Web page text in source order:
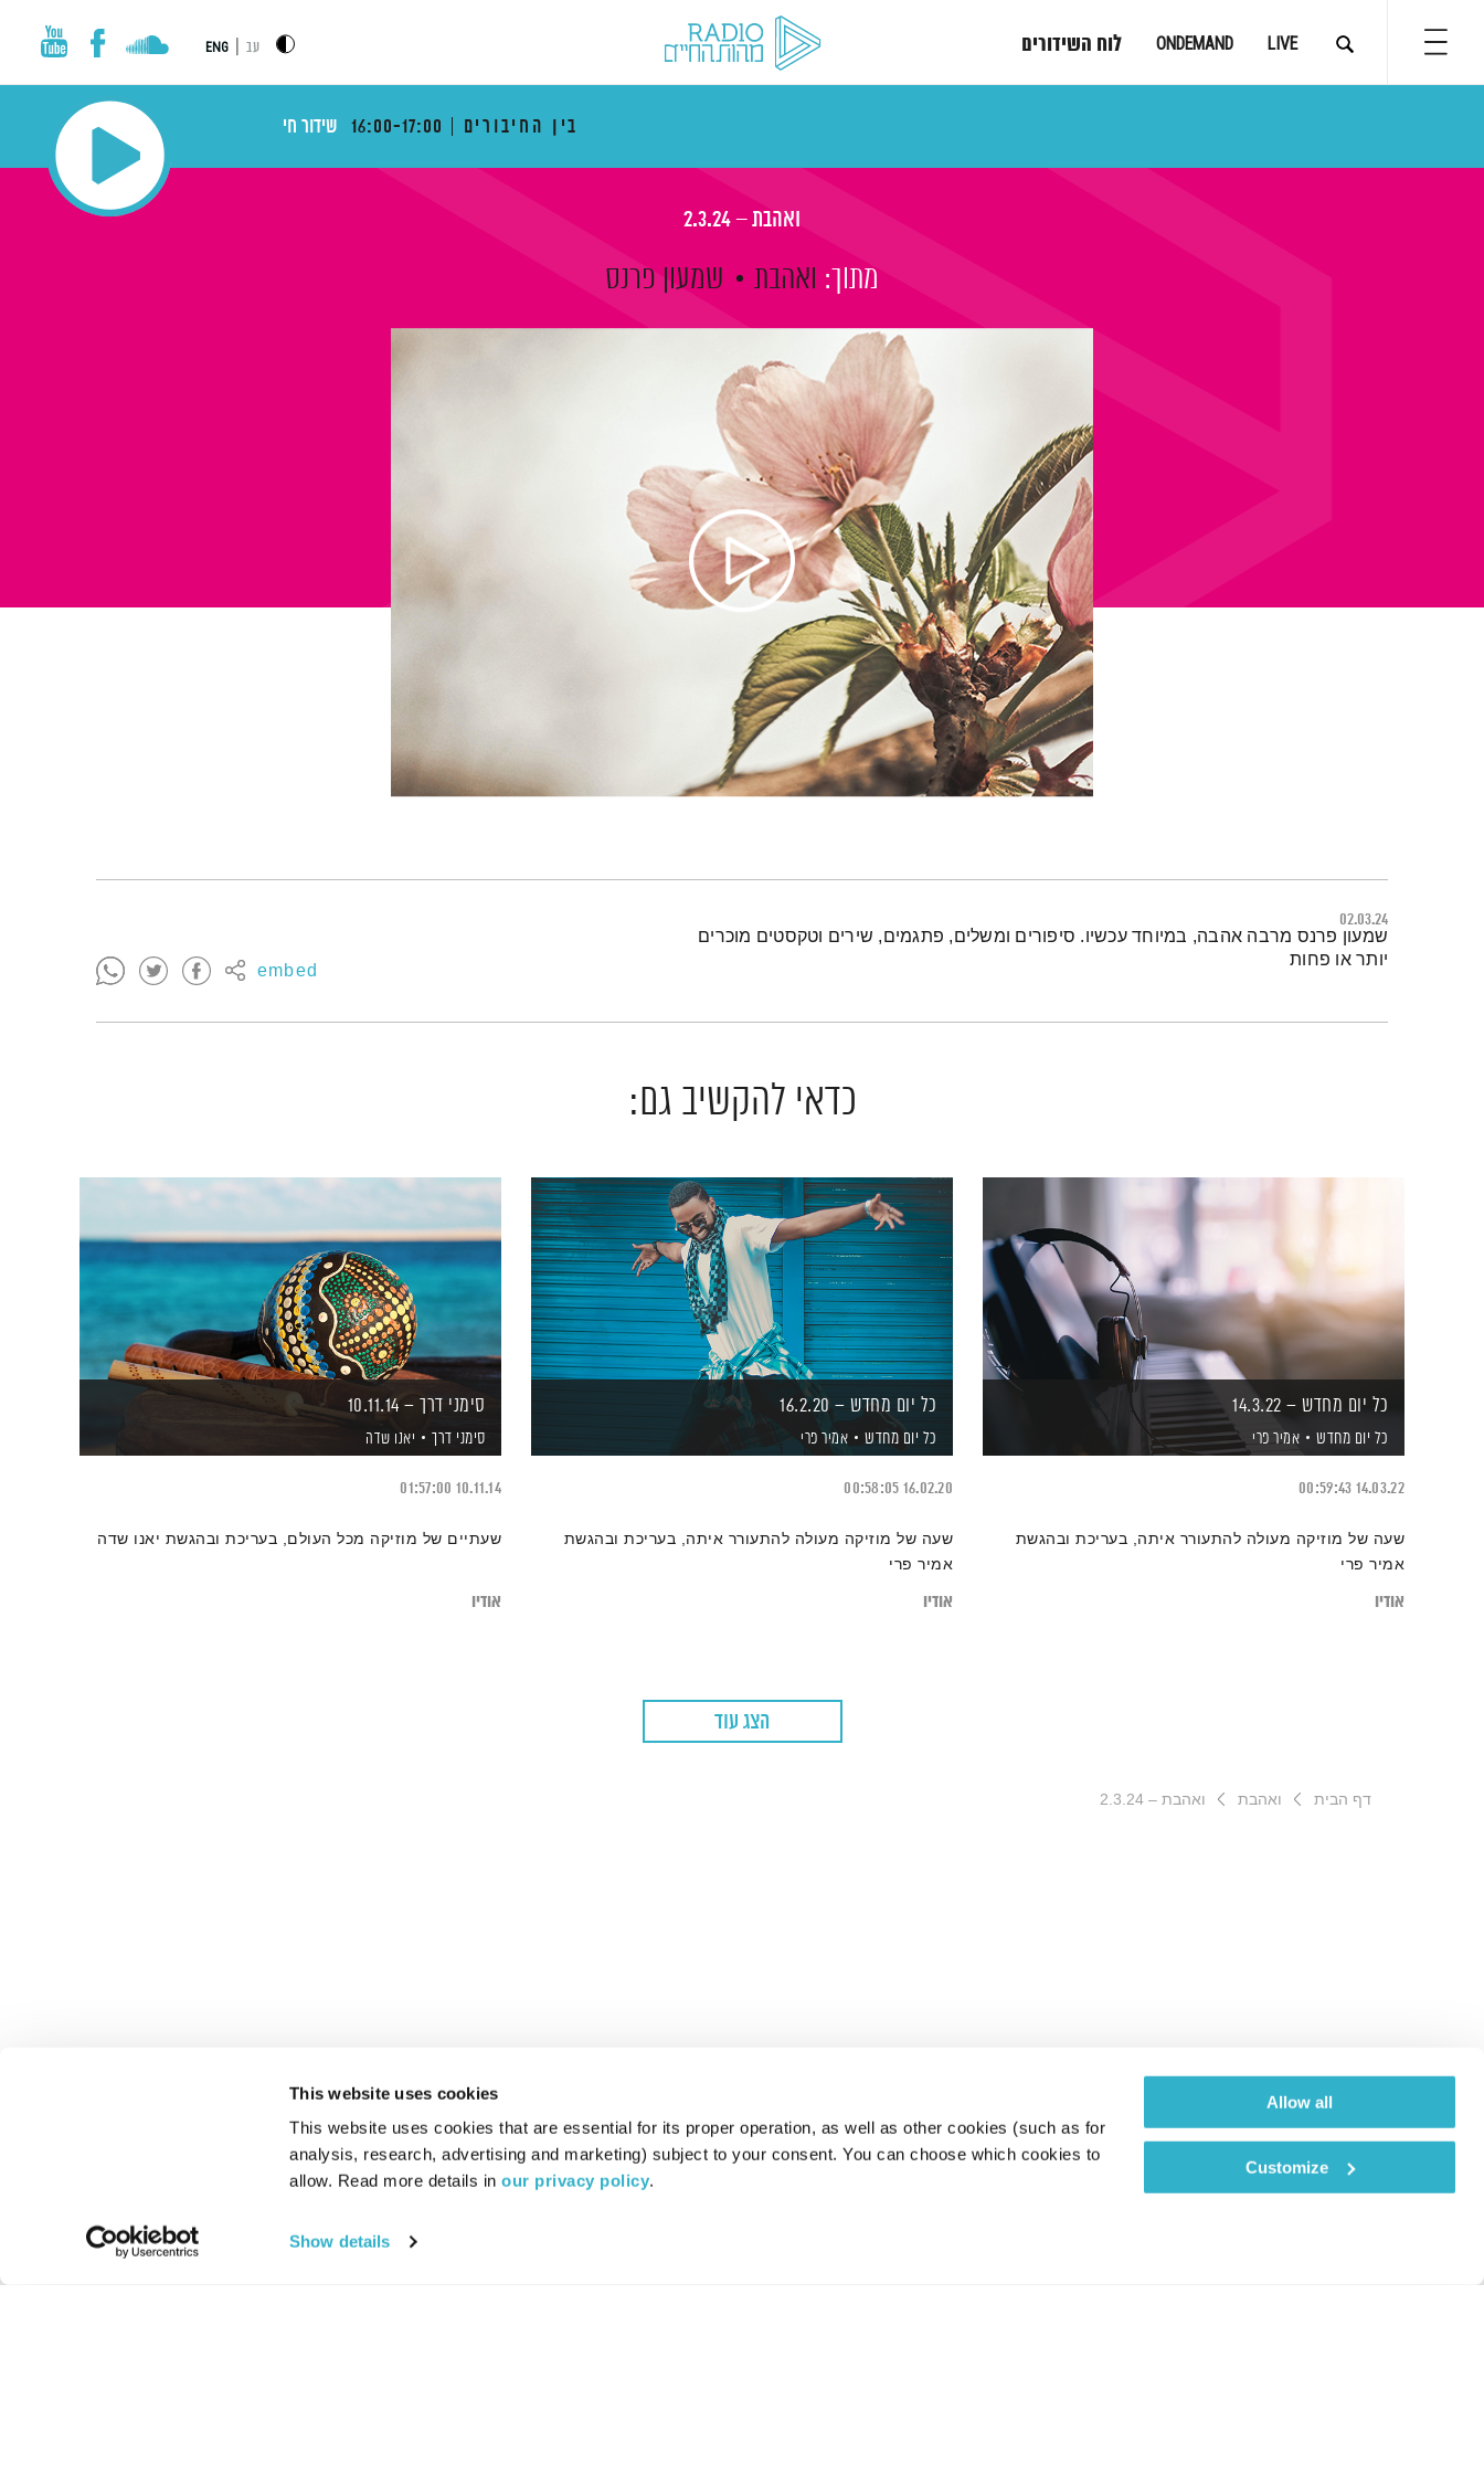
This website uses cookies
This website uses cookies that are essential for its proper operation, as well as other cookies (such as for
analysis, research, advertising and marketing) subject to your consent. You can choose which cookies to
allow. Read more details in our privacy policy.
Show details
Allow all
Customize
LIVE
ONDEMAND לוח השידורים עב ENG
בין החיבורים 16:00-17:00 שידור חי
ואהבת – 2.3.24
מתוך: ואהבת שמעון פרנס
02.03.24
embed
תמצית הפודקאסט
שמעון פרנס מרבה אהבה, במיוחד עכשיו. סיפורים ומשלים, פתגמים, שירים וטקסטים מוכרים
יותר או פחות
כדאי להקשיב גם:
כל יום מחדש – 14.3.22
כל יום מחדש אמיר פרי
14.03.22
00:59:43
שעה של מוזיקה מעולה להתעורר איתה, בעריכת ובהגשת
אמיר פרי
אודיו
כל יום מחדש – 16.2.20
כל יום מחדש אמיר פרי
16.02.20
00:58:05
שעה של מוזיקה מעולה להתעורר איתה, בעריכת ובהגשת
אמיר פרי
אודיו
סימני דרך – 10.11.14
סימני דרך יאנו שדה
10.11.14
01:57:00
שעתיים של מוזיקה מכל העולם, בעריכת ובהגשת יאנו שדה
אודיו
הצג עוד
דף הבית ואהבת ואהבת – 2.3.24